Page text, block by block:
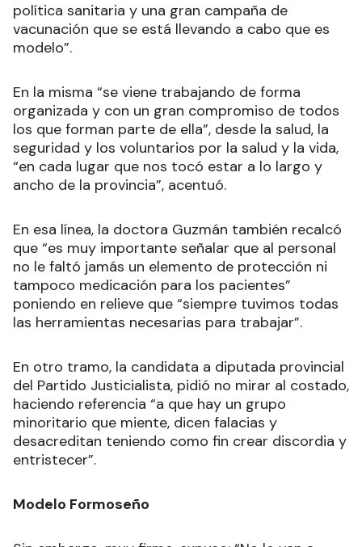
política sanitaria y una gran campaña de
vacunación que se está llevando a cabo que es
modelo”.
En la misma “se viene trabajando de forma
organizada y con un gran compromiso de todos
los que forman parte de ella”, desde la salud, la
seguridad y los voluntarios por la salud y la vida,
“en cada lugar que nos tocó estar a lo largo y
ancho de la provincia”, acentuó.
En esa línea, la doctora Guzmán también recalcó
que “es muy importante señalar que al personal
no le faltó jamás un elemento de protección ni
tampoco medicación para los pacientes”
poniendo en relieve que “siempre tuvimos todas
las herramientas necesarias para trabajar”.
En otro tramo, la candidata a diputada provincial
del Partido Justicialista, pidió no mirar al costado,
haciendo referencia “a que hay un grupo
minoritario que miente, dicen falacias y
desacreditan teniendo como fin crear discordia y
entristecer”.
Modelo Formoseño